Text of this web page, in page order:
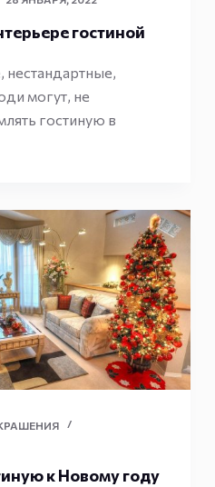
гостиной
нестандартные,
могут, не
гостиную в
к Новому году